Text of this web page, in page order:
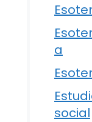
a
social